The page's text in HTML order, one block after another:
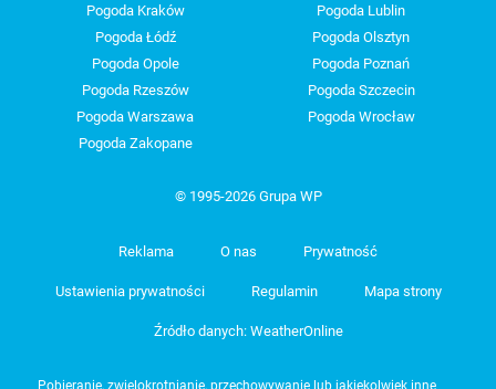
Pogoda Kraków
Pogoda Lublin
Pogoda Łódź
Pogoda Olsztyn
Pogoda Opole
Pogoda Poznań
Pogoda Rzeszów
Pogoda Szczecin
Pogoda Warszawa
Pogoda Wrocław
Pogoda Zakopane
© 1995-2026 Grupa WP
Reklama O nas Prywatność
Ustawienia prywatności Regulamin Mapa strony
Źródło danych: WeatherOnline
Pobieranie, zwielokrotnianie, przechowywanie lub jakiekolwiek inne